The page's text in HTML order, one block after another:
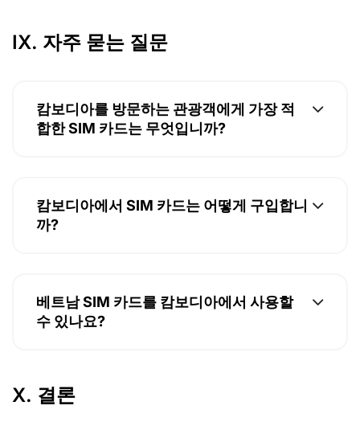
IX. 자주 묻는 질문
캄보디아를 방문하는 관광객에게 가장 적
합한 SIM 카드는 무엇입니까?
캄보디아에서 SIM 카드는 어떻게 구입합니
까?
베트남 SIM 카드를 캄보디아에서 사용할
수 있나요?
X. 결론